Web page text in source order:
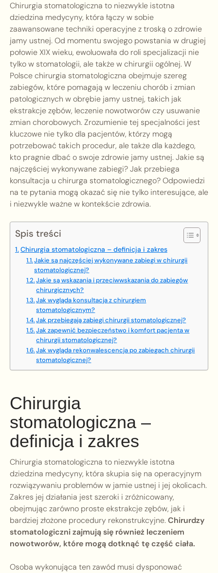
Chirurgia stomatologiczna to niezwykle istotna
dziedzina medycyny, która łączy w sobie
zaawansowane techniki operacyjne z troską o zdrowie
jamy ustnej. Od momentu swojego powstania w drugiej
połowie XIX wieku, ewoluowała do roli specjalizacji nie
tylko w stomatologii, ale także w chirurgii ogólnej. W
Polsce chirurgia stomatologiczna obejmuje szereg
zabiegów, które pomagają w leczeniu chorób i zmian
patologicznych w obrębie jamy ustnej, takich jak
ekstrakcje zębów, leczenie nowotworów czy usuwanie
zmian chorobowych. Zrozumienie tej specjalności jest
kluczowe nie tylko dla pacjentów, którzy mogą
potrzebować takich procedur, ale także dla każdego,
kto pragnie dbać o swoje zdrowie jamy ustnej. Jakie są
najczęściej wykonywane zabiegi? Jak przebiega
konsultacja u chirurga stomatologicznego? Odpowiedzi
na te pytania mogą okazać się nie tylko interesujące, ale
i niezwykle ważne w kontekście zdrowia.
Spis treści
Chirurgia stomatologiczna – definicja i zakres
Jakie są najczęściej wykonywane zabiegi w chirurgii
stomatologicznej?
Jakie są wskazania i przeciwwskazania do zabiegów
chirurgicznych?
Jak wygląda konsultacja z chirurgiem
stomatologicznym?
Jak przebiegają zabiegi chirurgii stomatologicznej?
Jak zapewnić bezpieczeństwo i komfort pacjenta w
chirurgii stomatologicznej?
Jak wygląda rekonwalescencja po zabiegach chirurgii
stomatologicznej?
Chirurgia
stomatologiczna –
definicja i zakres
Chirurgia stomatologiczna to niezwykle istotna
dziedzina medycyny, która skupia się na operacyjnym
rozwiązywaniu problemów w jamie ustnej i jej okolicach.
Zakres jej działania jest szeroki i zróżnicowany,
obejmując zarówno proste ekstrakcje zębów, jak i
bardziej złożone procedury rekonstrukcyjne.Chirurdzy
stomatologiczni zajmują się również leczeniem
nowotworów, które mogą dotknąć tę część ciała.
Osoba wykonująca ten zawód musi dysponować